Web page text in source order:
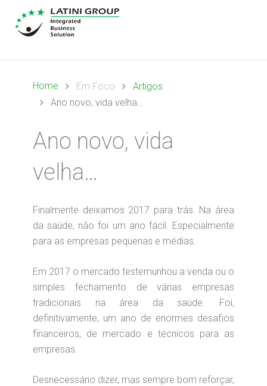
Home Em Foco
Artigos
Ano novo, vida velha…
Ano novo, vida
velha…
Finalmente deixamos 2017 para trás. Na área
da saúde, não foi um ano fácil. Especialmente
para as empresas pequenas e médias.
Em 2017 o mercado testemunhou a venda ou o
simples fechamento de várias empresas
tradicionais na área da saúde. Foi,
definitivamente, um ano de enormes desafios
financeiros, de mercado e técnicos para as
empresas.
Desnecessário dizer, mas sempre bom reforçar,